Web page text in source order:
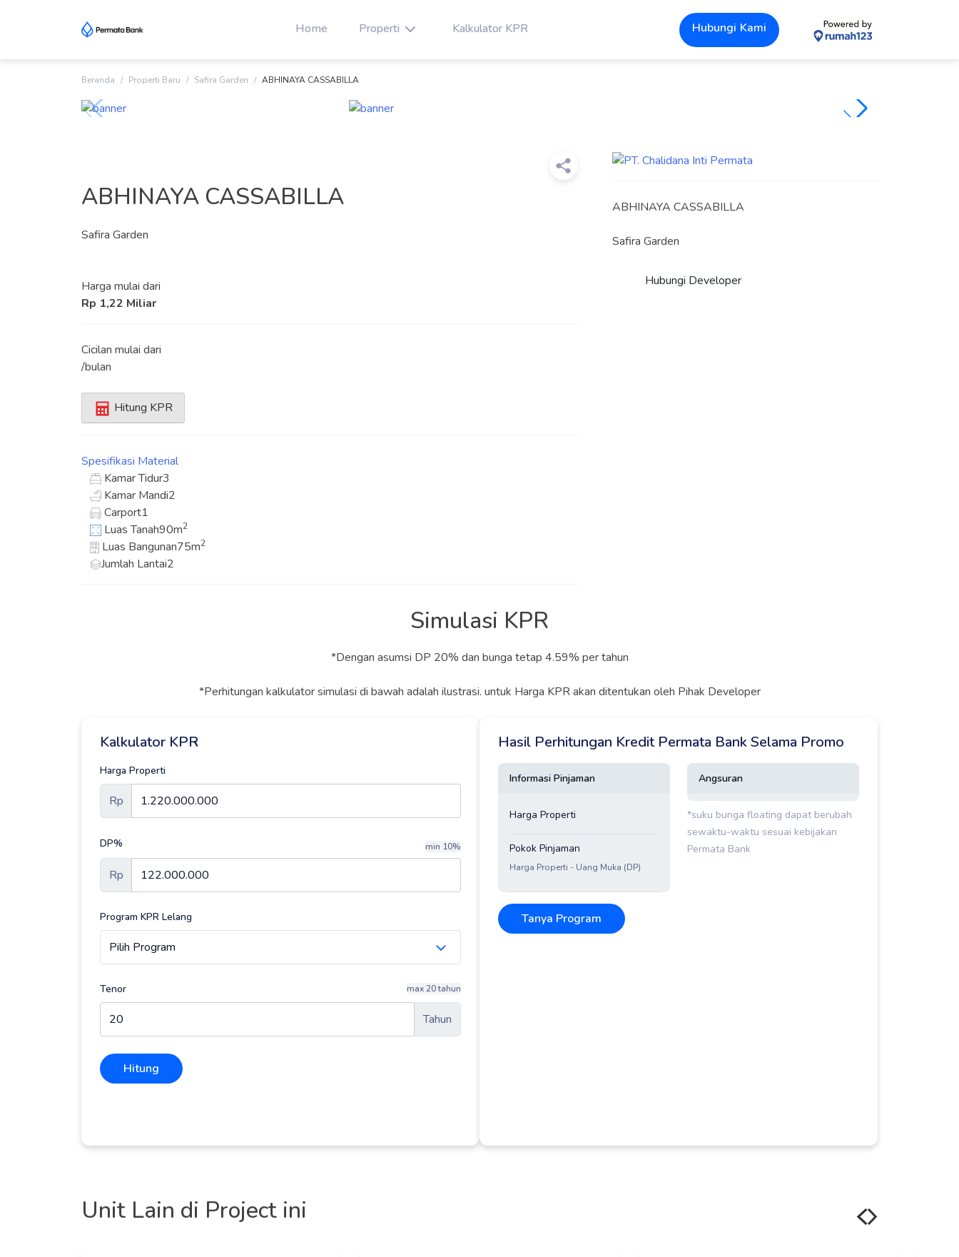
Home Properti Kalkulator KPR Hubungi Kami
Beranda Properti Baru Safira Garden ABHINAYA CASSABILLA
ABHINAYA CASSABILLA
Safira Garden
Harga mulai dari
Rp 1,22 Miliar
Cicilan mulai dari
/bulan
Hitung KPR
Spesifikasi Material
Kamar Tidur3
Kamar Mandi2
Carport1
Luas Tanah90m2
Luas Bangunan75m2
Jumlah Lantai2
ABHINAYA CASSABILLA
Safira Garden
Hubungi Developer
Simulasi KPR
*Dengan asumsi DP 20% dan bunga tetap 4.59% per tahun
*Perhitungan kalkulator simulasi di bawah adalah ilustrasi. untuk Harga KPR akan ditentukan oleh Pihak Developer
Kalkulator KPR
Harga Properti
Rp
DP% min 10%
Rp
Program KPR Lelang
Tenor max 20 tahun
Tahun
Hitung
Hasil Perhitungan Kredit Permata Bank Selama Promo
Informasi Pinjaman
Harga Properti
Pokok Pinjaman
Harga Properti - Uang Muka (DP)
Tanya Program
Angsuran
*suku bunga floating dapat berubah
sewaktu-waktu sesuai kebijakan
Permata Bank
Unit Lain di Project ini